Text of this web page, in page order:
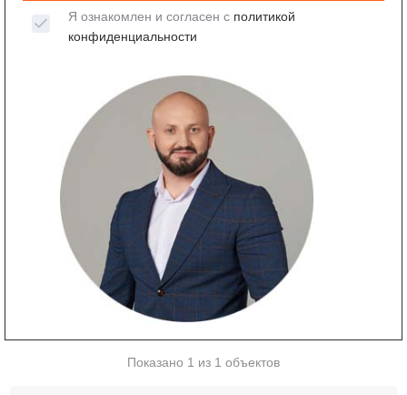
Я ознакомлен и согласен с политикой
конфиденциальности
Показано 1 из 1 объектов